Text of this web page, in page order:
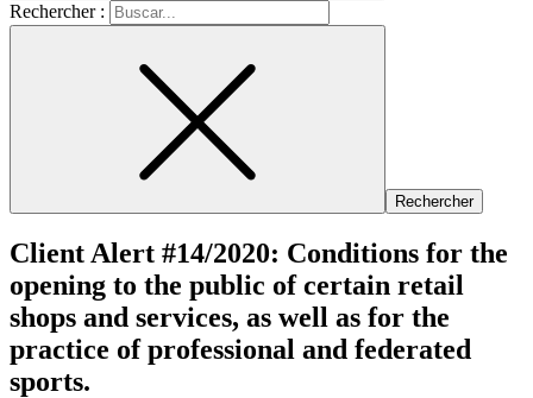
Rechercher :
Client Alert #14/2020: Conditions for the
opening to the public of certain retail
shops and services, as well as for the
practice of professional and federated
sports.